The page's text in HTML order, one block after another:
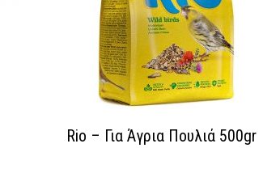
Rio – Για Άγρια Πουλιά 500gr